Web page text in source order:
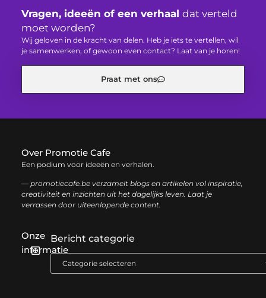
Vragen, ideeën of een verhaal dat verteld
moet worden?
Wij geloven in de kracht van delen. Heb je iets te vertellen, wil
je samenwerken, of gewoon even contact? Laat van je horen!
Praat met ons
Over Promotie Cafe
Een podium voor ideeën en verhalen.
— promotiecafe.be verzamelt blogs en artikelen vol inspiratie,
creativiteit en inzichten uit het dagelijks leven. Laat je
verrassen door uiteenlopende content.
Onze
informatie
Bericht categorie